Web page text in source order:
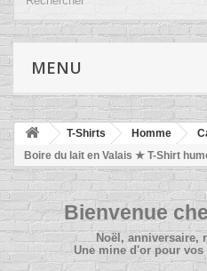
MENU
T-Shirts Homme
Boire du lait en Valais ★ T-Shirt
Bienvenue
Noël, anniversaire,
Une mine d'or pour vos